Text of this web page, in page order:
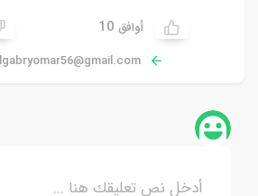
أوافق 10